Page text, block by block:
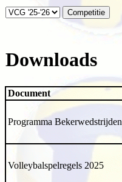
Downloads
Document
Programma
Volleybalspelregels 2025